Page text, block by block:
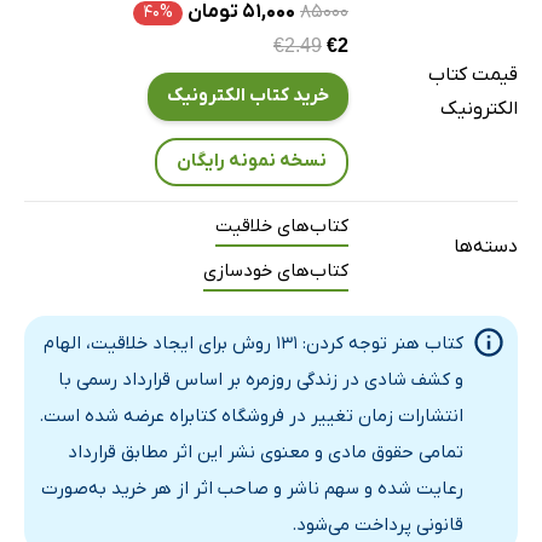
از یک پنجره به بیرون نگاه کنید
موارد آشنا را دوباره قاب کنید
خیلی، خیلی آهسته نگاه کنید
بارها و بارها نگاه کنید
به دنبال ایرادات باشید
نگهبانان را زیر نظر بگیرید
به اسامی اهداکنندگان توجه کنید
رفتار سایر بازدیدکنندگان را مطالعه کنید
به گفتگوی بین بازدیدکنندگان یا آنچه کارکنان به آن‌ها
به اشیایی توجه کنید که می‌توانند یک اثر هنری باشند
قیمت کتاب
الکترونیک
۸۵۰۰۰ ۵۱,۰۰۰ تومان ۴۰%
€2.49 €2
خرید کتاب الکترونیک
نسخه نمونه رایگان
دسته‌ها
کتاب‌های خلاقیت
کتاب‌های خودسازی
کتاب هنر توجه کردن: 131 روش برای ایجاد خلاقیت، الهام
و کشف شادی در زندگی روزمره بر اساس قرارداد رسمی با
انتشارات زمان تغییر در فروشگاه کتابراه عرضه شده است.
تمامی حقوق مادی و معنوی نشر این اثر مطابق قرارداد
رعایت شده و سهم ناشر و صاحب اثر از هر خرید به‌صورت
قانونی پرداخت می‌شود.